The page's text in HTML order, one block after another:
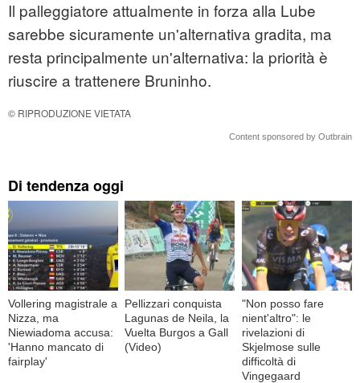
Il palleggiatore attualmente in forza alla Lube
sarebbe sicuramente un'alternativa gradita, ma
resta principalmente un'alternativa: la priorità è
riuscire a trattenere Bruninho.
© RIPRODUZIONE VIETATA
Content sponsored by Outbrain
Di tendenza oggi
Vollering magistrale a
Nizza, ma
Niewiadoma accusa:
'Hanno mancato di
fairplay'
Pellizzari conquista
Lagunas de Neila, la
Vuelta Burgos a Gall
(Video)
"Non posso fare
nient'altro": le
rivelazioni di
Skjelmose sulle
difficoltà di
Vingegaard